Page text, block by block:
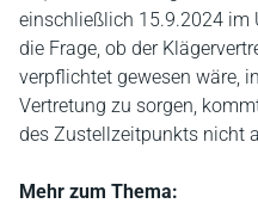
einschließlich 15.9.2024 im
die Frage, ob der
verpflichtet gewesen wäre,
Vertretung zu sorgen,
des Zustellzeitpunkts nicht
Mehr zum Thema: